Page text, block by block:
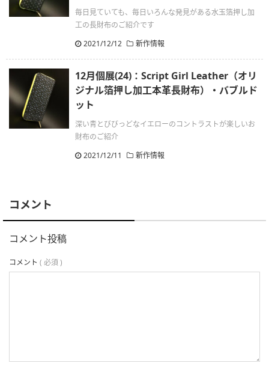
毎日見ていても、毎日いろんな発見がある水玉箔押し加
工の長財布のご紹介です
2021/12/12
新作情報
12月個展(24)：Script Girl Leather（オリ
ジナル箔押し加工本革長財布）・バブルド
ット
深い青とびびっどなイエローのコントラストが楽しいお
財布のご紹介
2021/12/11
新作情報
コメント
コメント投稿
コメント ( 必須 )